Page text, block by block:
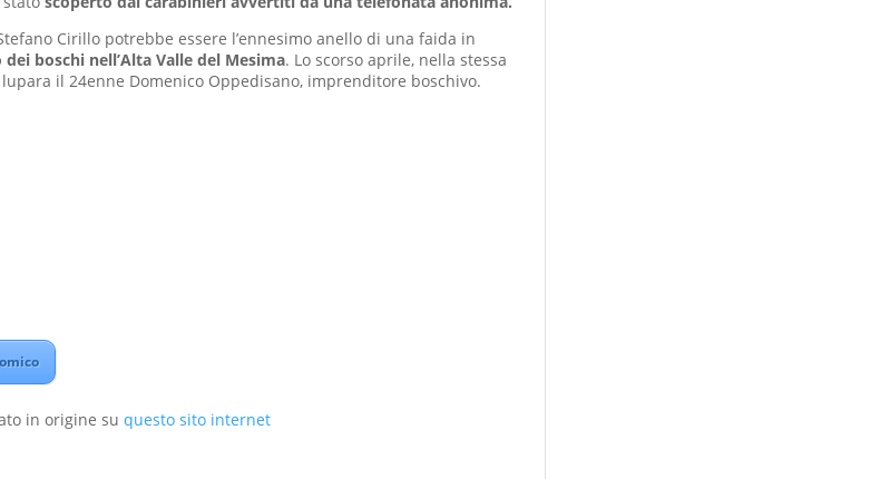
Cirillo potrebbe essere l’ennesimo anello di una faida in
boschi nell’Alta Valle del Mesima. Lo scorso aprile, nella stessa
il 24enne Domenico Oppedisano, imprenditore boschivo.
in origine su questo sito internet